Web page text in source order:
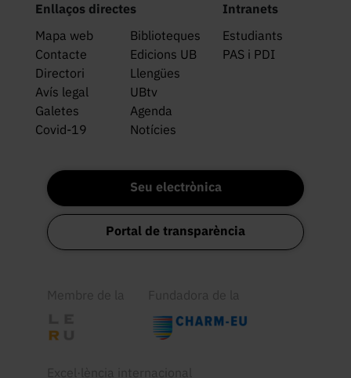
Enllaços directes
Mapa web
Biblioteques
Contacte
Edicions UB
Directori
Llengües
Avís legal
UBtv
Galetes
Agenda
Covid-19
Notícies
Intranets
Estudiants
PAS i PDI
Seu electrònica
Portal de transparència
Membre de la Fundadora de la
Excel·lència internacional